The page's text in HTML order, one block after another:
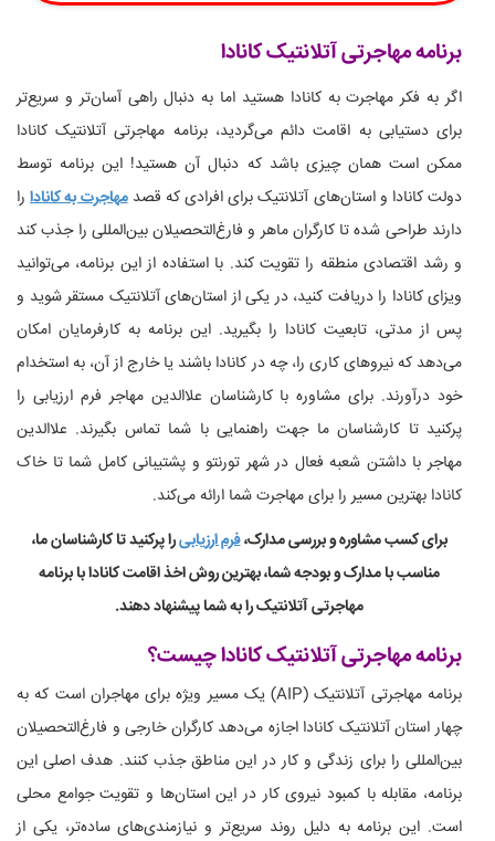
برنامه مهاجرتی آتلانتیک کانادا
اگر به فکر مهاجرت به کانادا هستید اما به دنبال راهی آسان‌تر و سریع‌تر
برای دستیابی به اقامت دائم می‌گردید، برنامه مهاجرتی آتلانتیک کانادا
ممکن است همان چیزی باشد که دنبال آن هستید! این برنامه توسط
دولت کانادا و استان‌های آتلانتیک برای افرادی که قصدمهاجرت به کانادارا
دارند طراحی شده تا کارگران ماهر و فارغ‌التحصیلان بین‌المللی را جذب کند
و رشد اقتصادی منطقه را تقویت کند. با استفاده از این برنامه، می‌توانید
ویزای کانادا را دریافت کنید، در یکی از استان‌های آتلانتیک مستقر شوید و
پس از مدتی، تابعیت کانادا را بگیرید. این برنامه به کارفرمایان امکان
می‌دهد که نیروهای کاری را، چه در کانادا باشند یا خارج از آن، به استخدام
خود درآورند. برای مشاوره با کارشناسان علاالدین مهاجر فرم ارزیابی را
پرکنید تا کارشناسان ما جهت راهنمایی با شما تماس بگیرند. علاالدین
مهاجر با داشتن شعبه فعال در شهر تورنتو و پشتیبانی کامل شما تا خاک
کانادا بهترین مسیر را برای مهاجرت شما ارائه می‌کند.
برای کسب مشاوره و بررسی مدارک،فرم ارزیابیرا پرکنید تا کارشناسان ما،
مناسب با مدارک و بودجه شما، بهترین روش اخذ اقامت کانادا با برنامه
مهاجرتی آتلانتیک را به شما پیشنهاد دهند.
برنامه مهاجرتی آتلانتیک کانادا چیست؟
برنامه مهاجرتی آتلانتیک (AIP) یک مسیر ویژه برای مهاجران است که به
چهار استان آتلانتیک کانادا اجازه می‌دهد کارگران خارجی و فارغ‌التحصیلان
بین‌المللی را برای زندگی و کار در این مناطق جذب کنند. هدف اصلی این
برنامه، مقابله با کمبود نیروی کار در این استان‌ها و تقویت جوامع محلی
است. این برنامه به دلیل روند سریع‌تر و نیازمندی‌های ساده‌تر، یکی از